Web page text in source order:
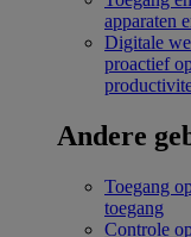
apparaten
Digitale
proactief
Andere
Toegang
toegang
Controle